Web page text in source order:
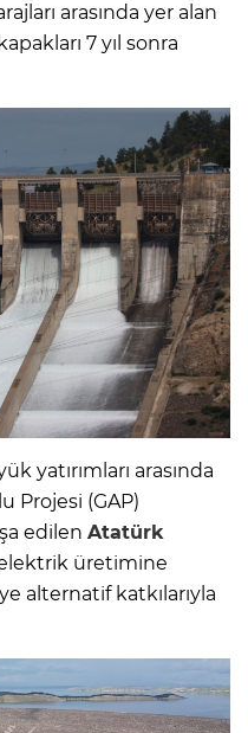
arasında yer alan
7 yıl sonra
yatırımları arasında
Projesi (GAP)
edilen Atatürk
üretimine
alternatif katkılarıyla